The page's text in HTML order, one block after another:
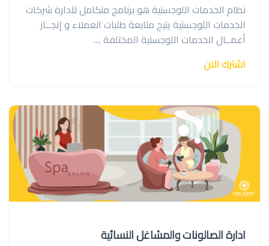
نظام الخدمات اللوجستية هو برنامج متكامل لآدارة شركات
الخدمات اللوجستية يتيح متابعة طلبات العملاء و إنجــاز
أعمــال الخدمات اللوجستية المختلفة ....
اشترك الان
ادارة الصالونات والمشاغل النسائية